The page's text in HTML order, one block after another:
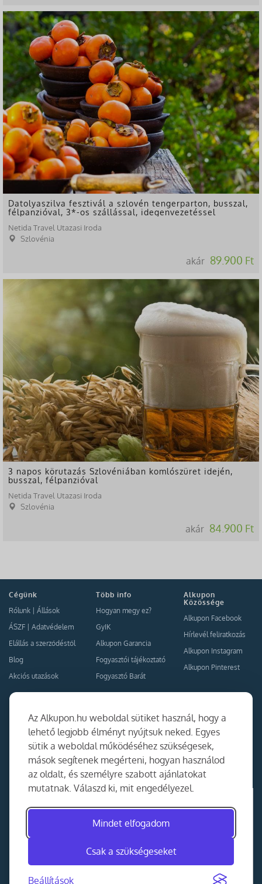
Az Alkupon.hu weboldal sütiket használ, hogy a
lehető legjobb élményt nyújtsuk neked. Egyes
sütik a weboldal működéséhez szükségesek,
mások segítenek megérteni, hogyan használod
az oldalt, és személyre szabott ajánlatokat
mutatnak. Válaszd ki, mit engedélyezel.
Mindet elfogadom
Csak a szükségeseket
Beállítások
Datolyaszilva fesztivál a szlovén tengerparton, busszal,
félpanzióval, 3*-os szállással, idegenvezetéssel
Netida Travel Utazasi Iroda
Szlovénia
akár 89.900 Ft
3 napos körutazás Szlovéniában komlószüret idején,
busszal, félpanzióval
Netida Travel Utazasi Iroda
Szlovénia
akár 84.900 Ft
Cégünk
Rólunk
Állások
ÁSZF
Adatvédelem
Elállás a szerződéstől
Blog
Akciós utazások
Több info
Hogyan megy ez?
GyIK
Alkupon Garancia
Fogyasztói tájékoztató
Fogyasztó Barát
Alkupon
Közössége
Alkupon Facebook
Hírlevél feliratkozás
Alkupon Instagram
Alkupon Pinterest
Együttműködés
Kapcsolat
Ajánlj nekünk!
Partner Belépés